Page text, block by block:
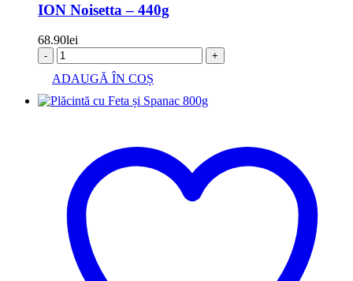
ION Noisetta – 440g
68.90lei
- +
ADAUGĂ ÎN COȘ